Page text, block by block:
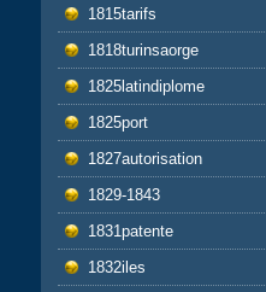
1815tarifs
1818turinsaorge
1825latindiplome
1825port
1827autorisation
1829-1843
1831patente
1832iles